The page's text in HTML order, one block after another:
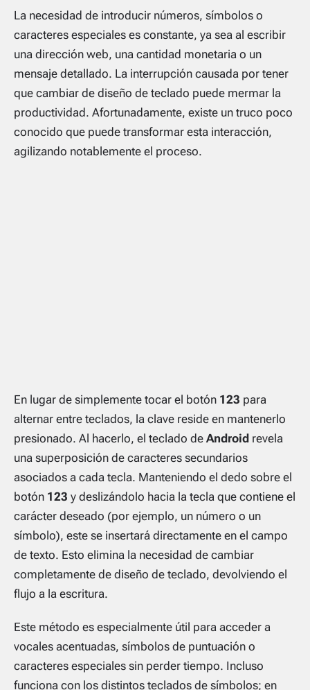
La necesidad de introducir números, símbolos o
caracteres especiales es constante, ya sea al escribir
una dirección web, una cantidad monetaria o un
mensaje detallado. La interrupción causada por tener
que cambiar de diseño de teclado puede mermar la
productividad. Afortunadamente, existe un truco poco
conocido que puede transformar esta interacción,
agilizando notablemente el proceso.
En lugar de simplemente tocar el botón 123 para
alternar entre teclados, la clave reside en mantenerlo
presionado. Al hacerlo, el teclado de Android revela
una superposición de caracteres secundarios
asociados a cada tecla. Manteniendo el dedo sobre el
botón 123 y deslizándolo hacia la tecla que contiene el
carácter deseado (por ejemplo, un número o un
símbolo), este se insertará directamente en el campo
de texto. Esto elimina la necesidad de cambiar
completamente de diseño de teclado, devolviendo el
flujo a la escritura.
Este método es especialmente útil para acceder a
vocales acentuadas, símbolos de puntuación o
caracteres especiales sin perder tiempo. Incluso
funciona con los distintos teclados de símbolos; en